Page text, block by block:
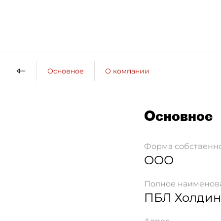
Основное О компании
Основное
Форма
ООО
Полное
ПБЛ